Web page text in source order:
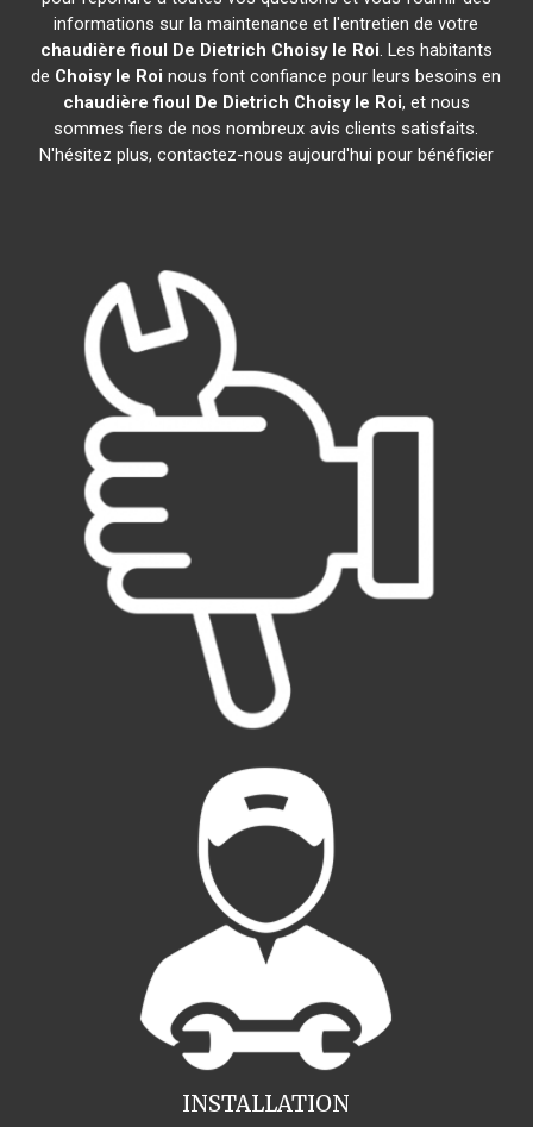
informations sur la maintenance et l'entretien de votre
chaudière fioul De Dietrich Choisy le Roi. Les habitants
de Choisy le Roi nous font confiance pour leurs besoins en
chaudière fioul De Dietrich Choisy le Roi, et nous
sommes fiers de nos nombreux avis clients satisfaits.
N'hésitez plus, contactez-nous aujourd'hui pour bénéficier
INSTALLATION